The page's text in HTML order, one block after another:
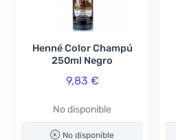
Henné Color Champú
250ml Negro
9,83 €
No disponible
No disponible